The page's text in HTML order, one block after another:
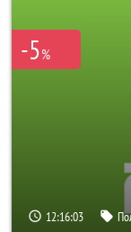
-5%
12:16:02